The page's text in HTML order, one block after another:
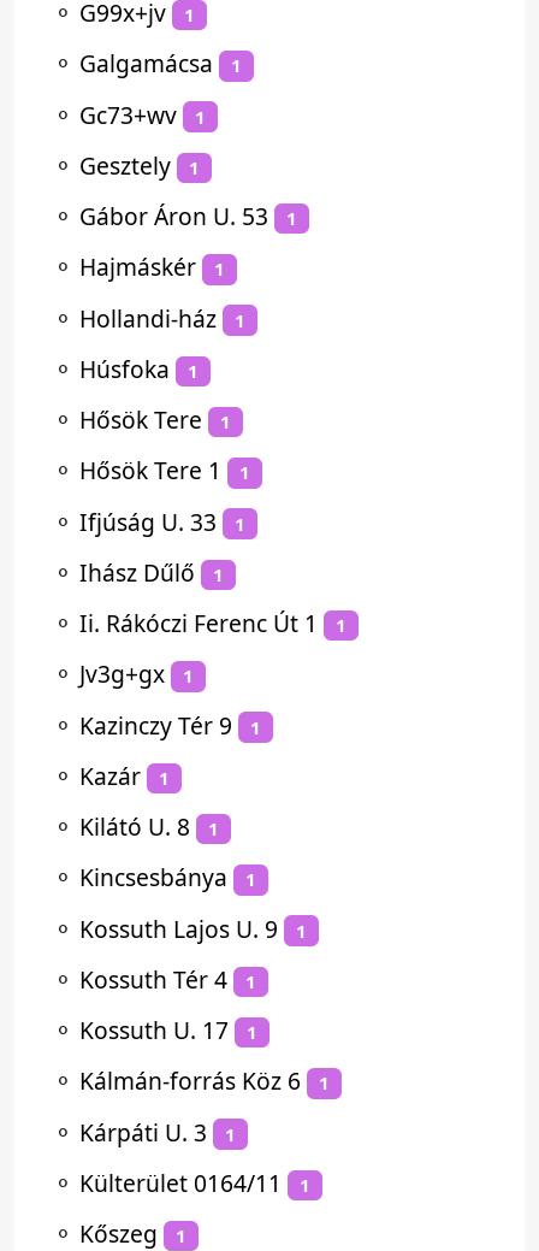
⚬ G99x+jv 1
⚬ Galgamácsa 1
⚬ Gc73+wv 1
⚬ Gesztely 1
⚬ Gábor Áron U. 53 1
⚬ Hajmáskér 1
⚬ Hollandi-ház 1
⚬ Húsfoka 1
⚬ Hősök Tere 1
⚬ Hősök Tere 1 1
⚬ Ifjúság U. 33 1
⚬ Ihász Dűlő 1
⚬ Ii. Rákóczi Ferenc Út 1 1
⚬ Jv3g+gx 1
⚬ Kazinczy Tér 9 1
⚬ Kazár 1
⚬ Kilátó U. 8 1
⚬ Kincsesbánya 1
⚬ Kossuth Lajos U. 9 1
⚬ Kossuth Tér 4 1
⚬ Kossuth U. 17 1
⚬ Kálmán-forrás Köz 6 1
⚬ Kárpáti U. 3 1
⚬ Külterület 0164/11 1
⚬ Kőszeg 1